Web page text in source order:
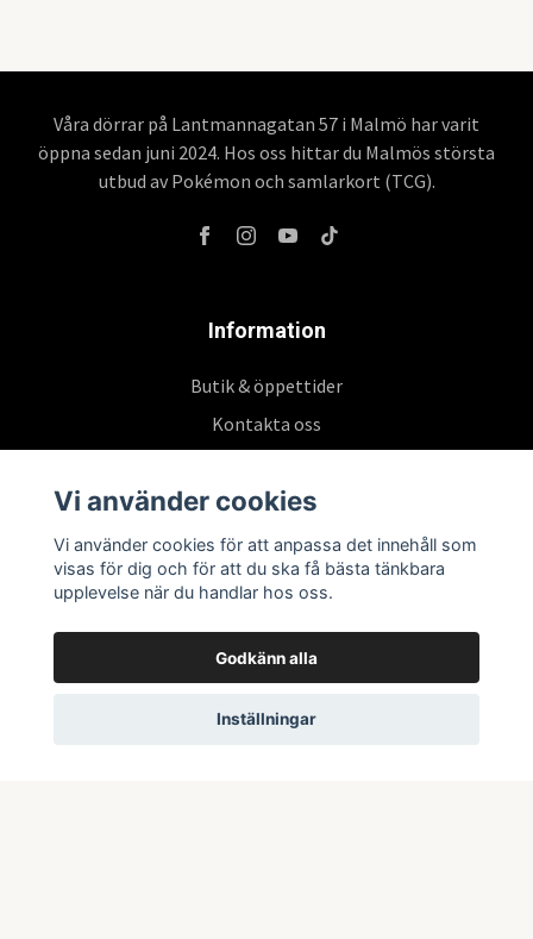
Våra dörrar på Lantmannagatan 57 i Malmö har varit
öppna sedan juni 2024. Hos oss hittar du Malmös största
utbud av Pokémon och samlarkort (TCG).
Information
Butik & öppettider
Kontakta oss
Prenumerera på vårt nyhetsbrev
Vi använder cookies
Vi använder cookies för att anpassa det innehåll som
visas för dig och för att du ska få bästa tänkbara
upplevelse när du handlar hos oss.
Godkänn alla
Inställningar